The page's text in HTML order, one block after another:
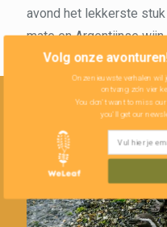
avond het lekkerste
mate en Argentijnse wijn.
Volg onze
Onze nieuwste verhalen wil
ontvang zo'n vier
You don't want to miss
you'll get our